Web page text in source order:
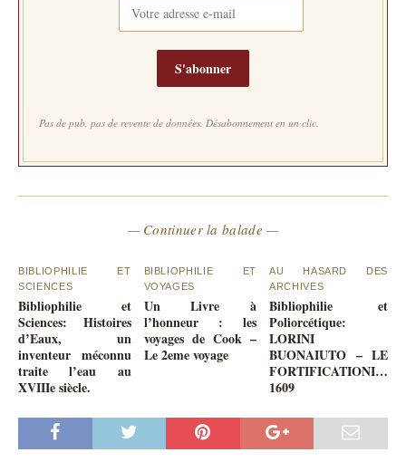
S'abonner
Pas de pub, pas de revente de données. Désabonnement en un clic.
— Continuer la balade —
BIBLIOPHILIE ET
SCIENCES
Bibliophilie et
Sciences: Histoires
d’Eaux, un
inventeur méconnu
traite l’eau au
XVIIIe siècle.
BIBLIOPHILIE ET
VOYAGES
Un Livre à
l’honneur : les
voyages de Cook –
Le 2eme voyage
AU HASARD DES
ARCHIVES
Bibliophilie et
Poliorcétique:
LORINI
BUONAIUTO – LE
FORTIFICATIONI…
1609